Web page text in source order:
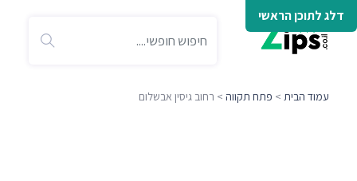
דלג לתוכן הראשי
עמוד הבית > פתח תקווה > רחוב גיסין אבשלום